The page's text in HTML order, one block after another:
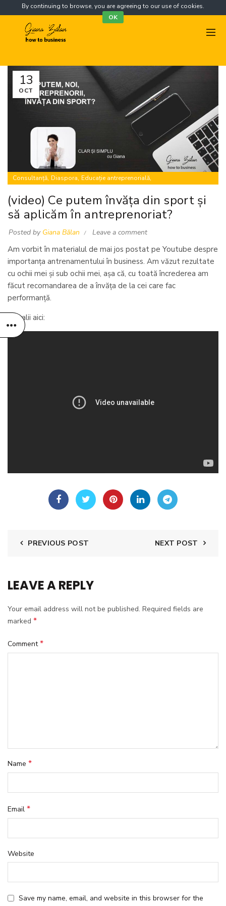
13
OCT
Consultanță, Diaspora, Educație antreprenorială,
(video) Ce putem învăța din sport și
să aplicăm în antreprenoriat?
Posted by Giana Bălan Leave a comment
Am vorbit în materialul de mai jos postat pe Youtube despre
importanța antrenamentului în business. Am văzut rezultate
cu ochii mei și sub ochii mei, așa că, cu toată încrederea am
făcut recomandarea de a învăța de la cei care fac
performanță.
Detalii aici:
PREVIOUS POST NEXT POST
LEAVE A REPLY
Your email address will not be published. Required fields are
marked *
Comment*
Name *
Email *
Website
Save my name, email, and website in this browser for the
By continuing to browse, you are agreeing to our use of cookies.
OK